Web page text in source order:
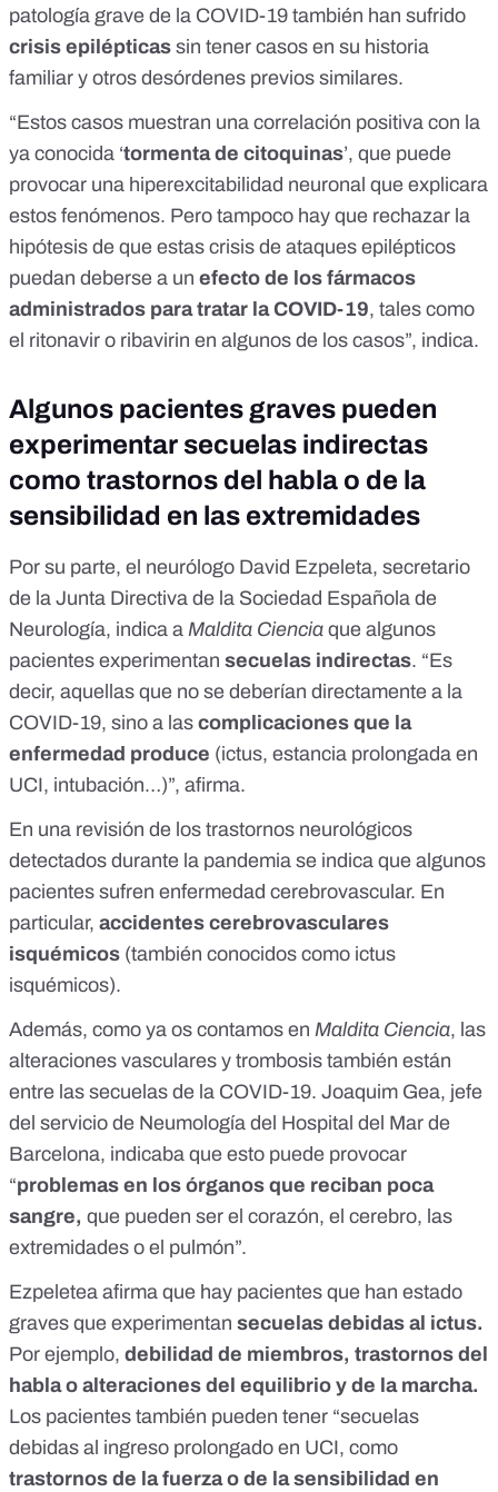
patología grave de la COVID-19 también han sufrido
crisis epilépticas sin tener casos en su historia
familiar y otros desórdenes previos similares.
“Estos casos muestran una correlación positiva con la
ya conocida ‘tormenta de citoquinas’, que puede
provocar una hiperexcitabilidad neuronal que explicara
estos fenómenos. Pero tampoco hay que rechazar la
hipótesis de que estas crisis de ataques epilépticos
puedan deberse a un efecto de los fármacos
administrados para tratar la COVID-19, tales como
el ritonavir o ribavirin en algunos de los casos”, indica.
Algunos pacientes graves pueden
experimentar secuelas indirectas
como trastornos del habla o de la
sensibilidad en las extremidades
Por su parte, el neurólogo David Ezpeleta, secretario
de la Junta Directiva de la Sociedad Española de
Neurología, indica a Maldita Ciencia que algunos
pacientes experimentan secuelas indirectas. “Es
decir, aquellas que no se deberían directamente a la
COVID-19, sino a las complicaciones que la
enfermedad produce (ictus, estancia prolongada en
UCI, intubación…)”, afirma.
En una revisión de los trastornos neurológicos
detectados durante la pandemia se indica que algunos
pacientes sufren enfermedad cerebrovascular. En
particular, accidentes cerebrovasculares
isquémicos (también conocidos como ictus
isquémicos).
Además, como ya os contamos en Maldita Ciencia, las
alteraciones vasculares y trombosis también están
entre las secuelas de la COVID-19. Joaquim Gea, jefe
del servicio de Neumología del Hospital del Mar de
Barcelona, indicaba que esto puede provocar
“problemas en los órganos que reciban poca
sangre, que pueden ser el corazón, el cerebro, las
extremidades o el pulmón”.
Ezpeletea afirma que hay pacientes que han estado
graves que experimentan secuelas debidas al ictus.
Por ejemplo, debilidad de miembros, trastornos del
habla o alteraciones del equilibrio y de la marcha.
Los pacientes también pueden tener “secuelas
debidas al ingreso prolongado en UCI, como
trastornos de la fuerza o de la sensibilidad en